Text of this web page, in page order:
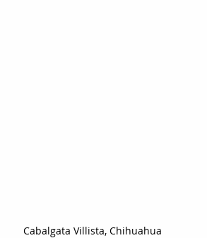
Cabalgata Villista, Chihuahua